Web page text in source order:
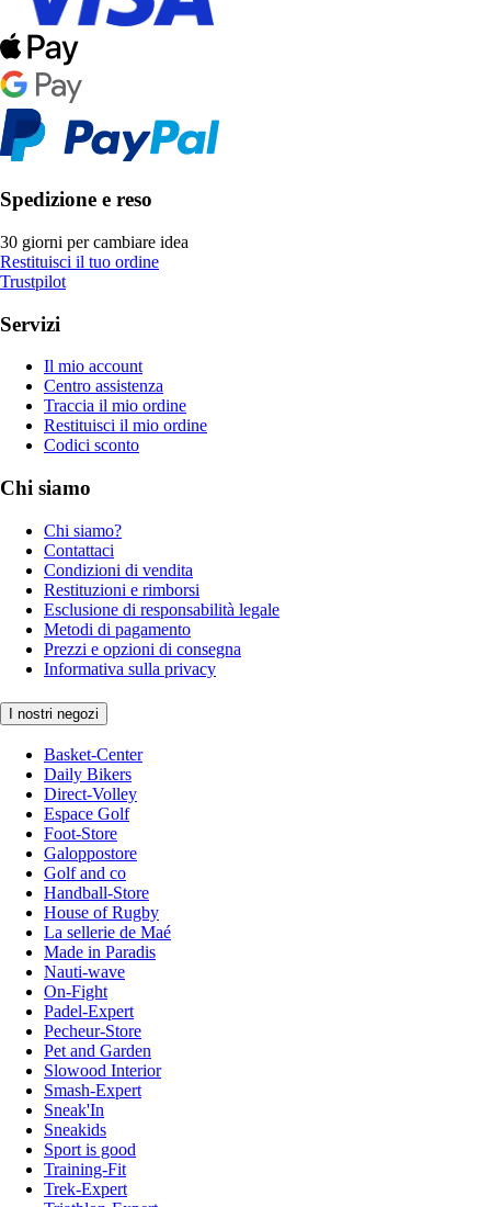
Spedizione e reso
30 giorni per cambiare idea
Restituisci il tuo ordine
Trustpilot
Servizi
Il mio account
Centro assistenza
Traccia il mio ordine
Restituisci il mio ordine
Codici sconto
Chi siamo
Chi siamo?
Contattaci
Condizioni di vendita
Restituzioni e rimborsi
Esclusione di responsabilità legale
Metodi di pagamento
Prezzi e opzioni di consegna
Informativa sulla privacy
I nostri negozi
Basket-Center
Daily Bikers
Direct-Volley
Espace Golf
Foot-Store
Galoppostore
Golf and co
Handball-Store
House of Rugby
La sellerie de Maé
Made in Paradis
Nauti-wave
On-Fight
Padel-Expert
Pecheur-Store
Pet and Garden
Slowood Interior
Smash-Expert
Sneak'In
Sneakids
Sport is good
Training-Fit
Trek-Expert